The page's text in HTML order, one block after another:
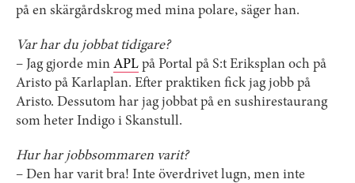
på en skärgårdskrog med mina polare, säger han.
Var har du jobbat tidigare?
– Jag gjorde min APL på Portal på S:t Eriksplan och på
Aristo på Karlaplan. Efter praktiken fick jag jobb på
Aristo. Dessutom har jag jobbat på en sushirestaurang
som heter Indigo i Skanstull.
Hur har jobbsommaren varit?
– Den har varit bra! Inte överdrivet lugn, men inte